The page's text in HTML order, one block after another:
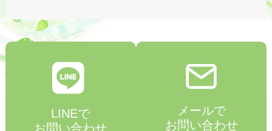
LINEで
お問い合わせ
メールで
お問い合わせ